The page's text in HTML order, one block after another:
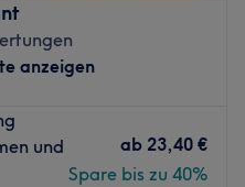
in Wien wirst du
Haut, schönen
ein Stück näher
vom Franz-Josefs-
entspannt zurücklehnen
anzeigen
und
ab 23,40 €
Spare bis zu 40%